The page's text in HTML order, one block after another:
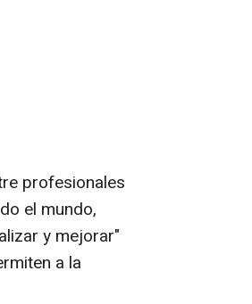
profesionales
el mundo,
y mejorar"
a la